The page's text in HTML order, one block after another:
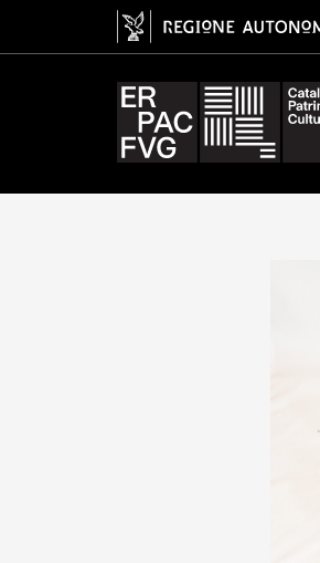
giogo doppio, jôf